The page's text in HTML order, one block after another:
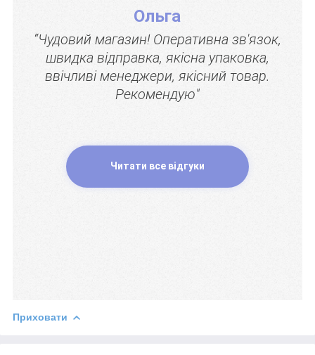
Ольга
“Чудовий магазин! Оперативна зв'язок,
швидка відправка, якісна упаковка,
ввічливі менеджери, якісний товар.
Рекомендую"
Читати все відгуки
Приховати